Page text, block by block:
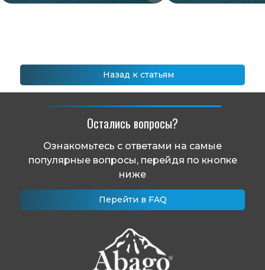
Назад к статьям
Остались вопросы?
Перейти в FAQ
Ознакомьтесь с ответами на самые
популярные вопросы, перейдя по кнопке
ниже